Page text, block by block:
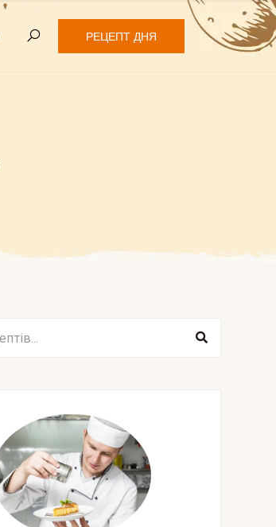
РЕЦЕПТ ДНЯ